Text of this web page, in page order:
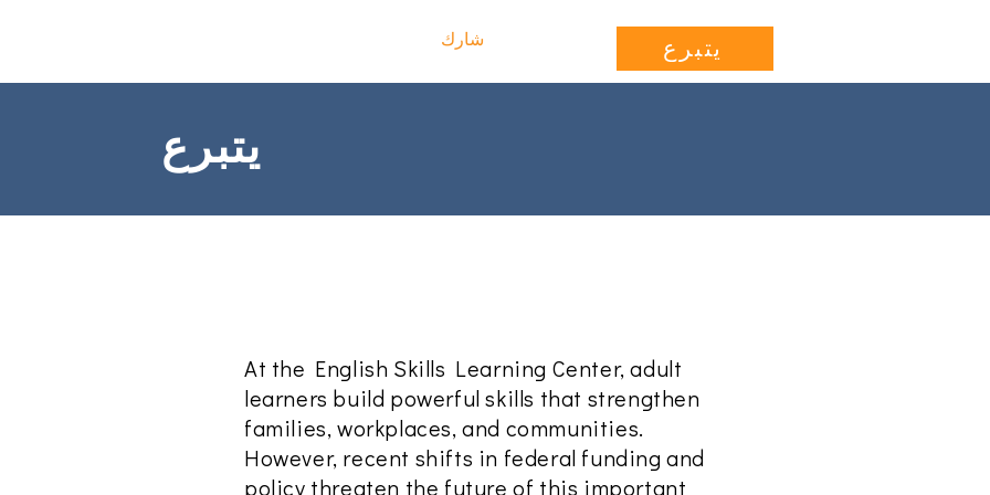
شارك يتبرع
يتبرع
At the English Skills Learning Center, adult
learners build powerful skills that strengthen
families, workplaces, and communities.
However, recent shifts in federal funding and
policy threaten the future of this important